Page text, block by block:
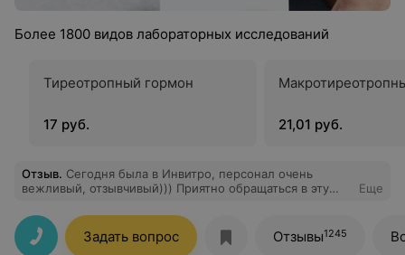
Более 1800 видов лабораторных исследований
Тиреотропный гормон
17 руб. 21,01 руб.
Отзыв. Сегодня была в Инвитро, персонал очень
вежливый, отзывчивый))) Приятно обращаться в эту
Еще
Задать вопрос Отзывы1245